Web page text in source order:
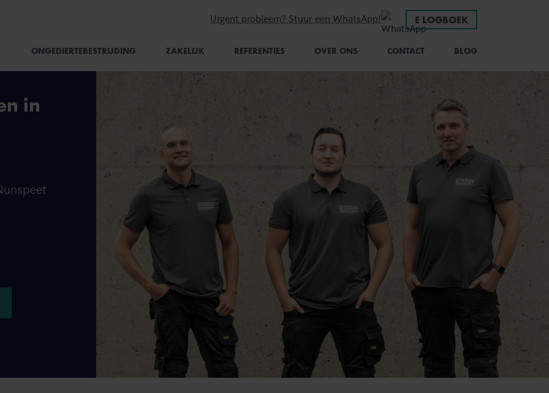
Urgent probleem? Stuur een WhatsApp! E LOGBOEK
ONGEDIERTEBESTRIJDING ZAKELIJK REFERENTIES OVER ONS CONTACT BLOG
in